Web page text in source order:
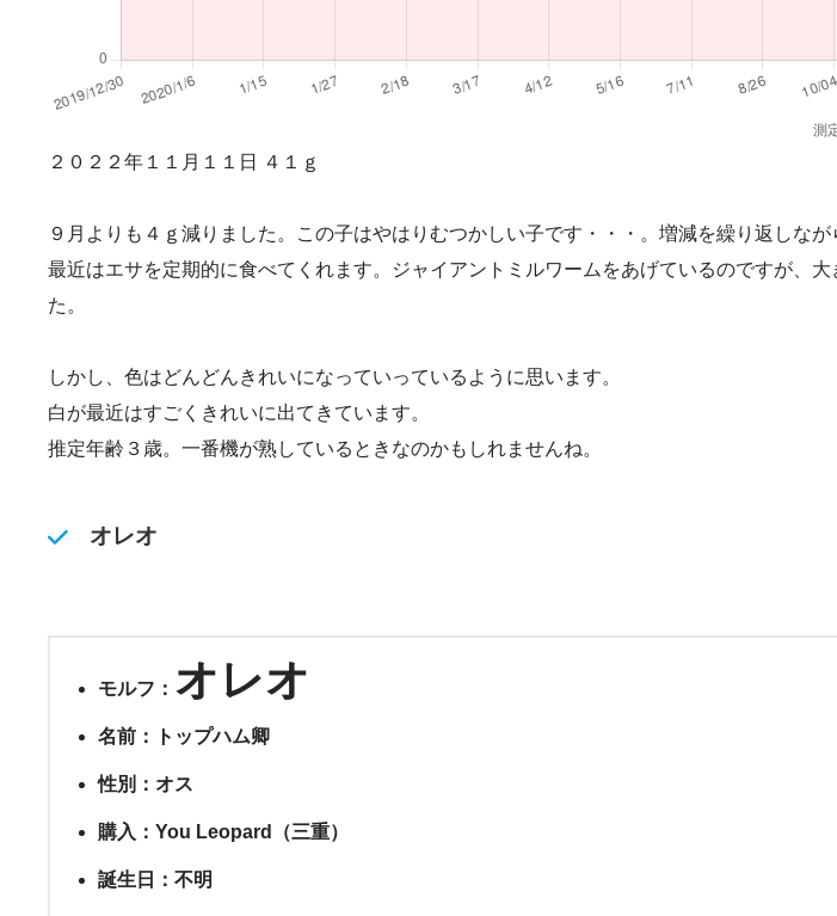
２０２２年１１月１１日 ４１ｇ
９月よりも４ｇ減りました。この子はやはりむつかしい子です・・・。増減を繰り返しなが
最近はエサを定期的に食べてくれます。ジャイアントミルワームをあげているのですが、
た。
しかし、色はどんどんきれいになっていっているように思います。
白が最近はすごくきれいに出てきています。
推定年齢３歳。一番機が熟しているときなのかもしれませんね。
オレオ
モルフ： オレオ
名前：トップハム卿
性別：オス
購入：You Leopard（三重）
誕生日：不明